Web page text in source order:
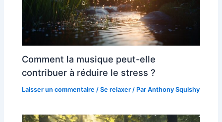
Comment la musique peut-elle
contribuer à réduire le stress ?
Laisser un commentaire /Se relaxer / ParAnthony Squishy